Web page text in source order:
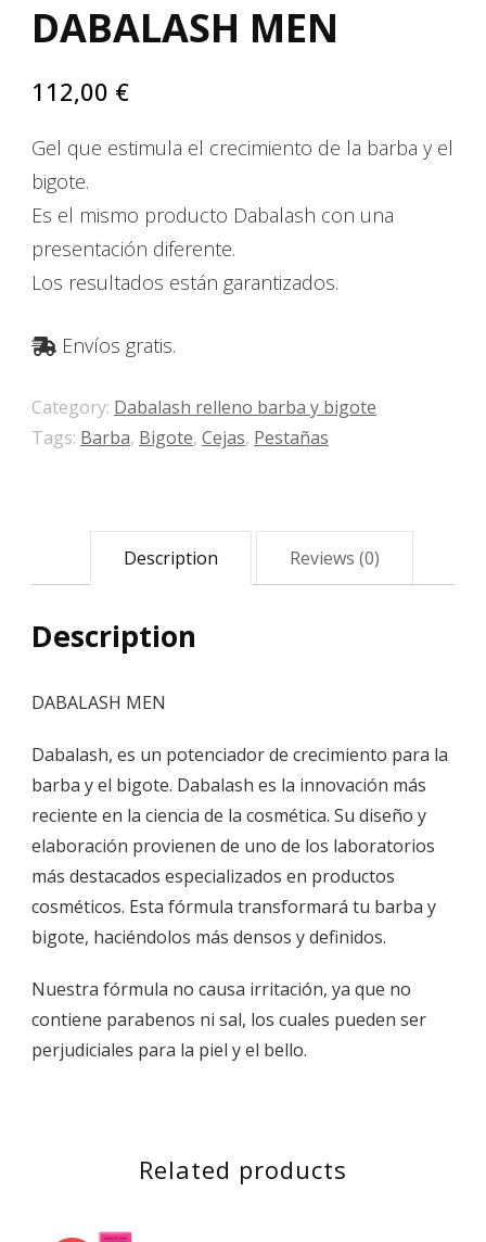
DABALASH MEN
112,00 €
Gel que estimula el crecimiento de la barba y el
bigote.
Es el mismo producto Dabalash con una
presentación diferente.
Los resultados están garantizados.
Envíos gratis.
Category: Dabalash relleno barba y bigote
Tags: Barba, Bigote, Cejas, Pestañas
Description Reviews (0)
Description
DABALASH MEN
Dabalash, es un potenciador de crecimiento para la
barba y el bigote. Dabalash es la innovación más
reciente en la ciencia de la cosmética. Su diseño y
elaboración provienen de uno de los laboratorios
más destacados especializados en productos
cosméticos. Esta fórmula transformará tu barba y
bigote, haciéndolos más densos y definidos.
Nuestra fórmula no causa irritación, ya que no
contiene parabenos ni sal, los cuales pueden ser
perjudiciales para la piel y el bello.
Related products